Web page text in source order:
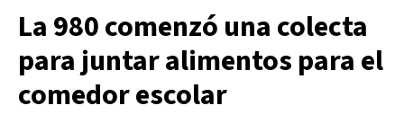
La 980 comenzó una colecta
para juntar alimentos para el
comedor escolar